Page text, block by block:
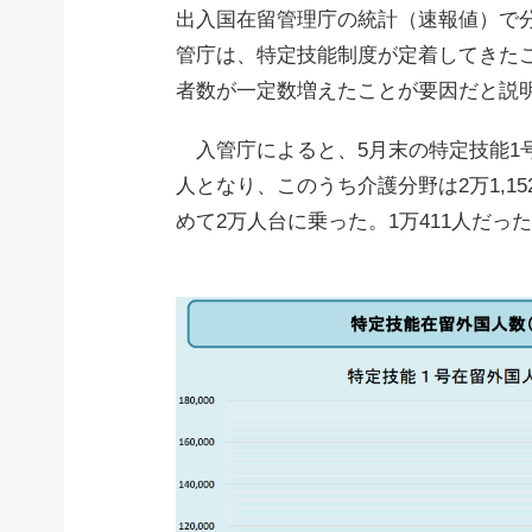
出入国在留管理庁の統計（速報値）で
管庁は、特定技能制度が定着してきた
者数が一定数増えたことが要因だと説
入管庁によると、5月末の特定技能1
人となり、このうち介護分野は2万
めて2万人台に乗った。1万411人だっ